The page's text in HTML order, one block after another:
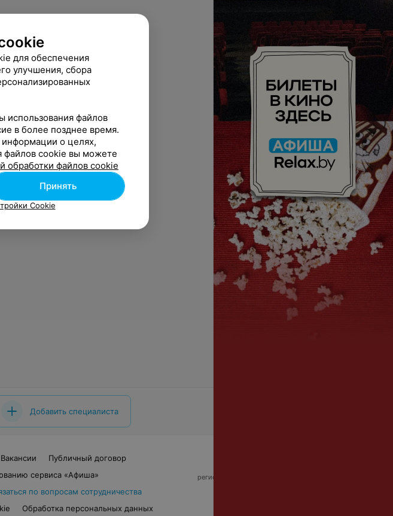
Добавить специалиста
Вакансии
Публичный договор
сервиса «Афиша»
по вопросам сотрудничества
Обработка персональных данных
регистрирующий орган - Минский горисполком
для обеспечения
улучшения, сбора
использования файлов
в более позднее время.
о целях,
файлов cookie вы можете
обработки файлов cookie
Принять
Cookie